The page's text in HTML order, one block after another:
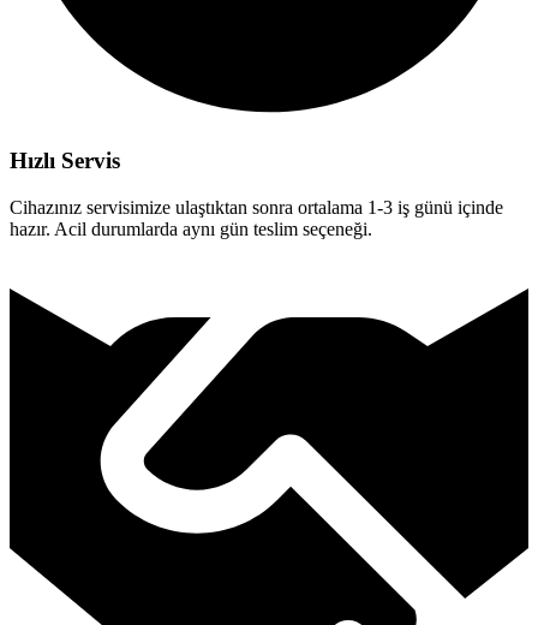
Hızlı Servis
Cihazınız servisimize ulaştıktan sonra ortalama 1-3 iş günü içinde
hazır. Acil durumlarda aynı gün teslim seçeneği.